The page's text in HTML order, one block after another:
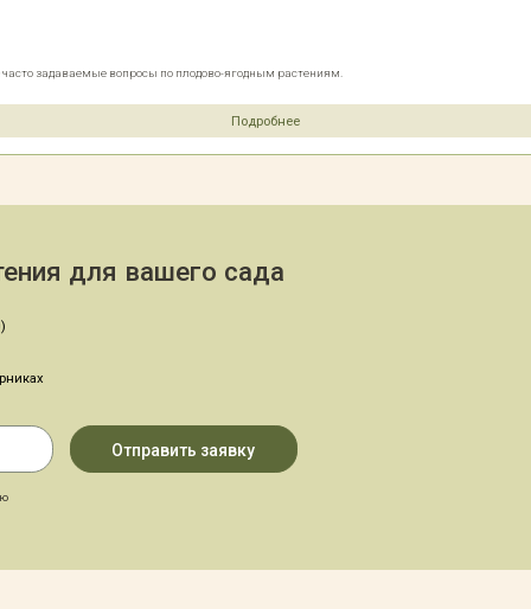
задаваемые вопросы по плодово-ягодным растениям.
Подробнее
для вашего сада